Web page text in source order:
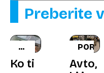
Preberite
E-
CALL
Ko ti
Avto,